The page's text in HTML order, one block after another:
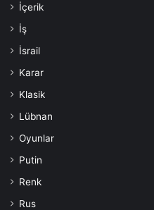
İçerik
İş
İsrail
Karar
Klasik
Lübnan
Oyunlar
Putin
Renk
Rus